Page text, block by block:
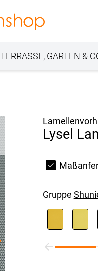
Jalousie
TERRASSE, GARTEN &
Lysel
Gruppe